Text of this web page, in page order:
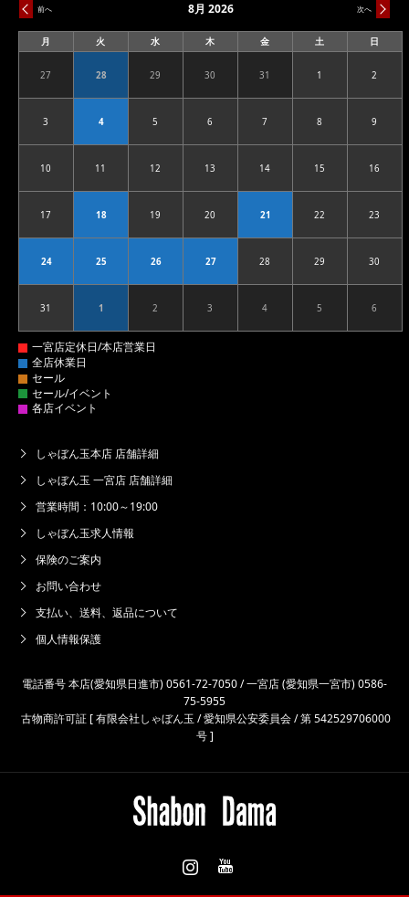
前へ 次へ
8月 2026
月
曜
火
曜
水
曜
木
曜
金
曜
土
曜
日
曜
272026.07.27 282026.07.28 292026.07.29 302026.07.30 312026.07.31 12026.08.01 2
32026.08.03 42026.08.04 52026.08.05 62026.08.06 72026.08.07 82026.08.08 9
102026.08.10 112026.08.11 122026.08.12 132026.08.13 142026.08.14 152026.08.15 16
172026.08.17 182026.08.18 192026.08.19 202026.08.20 212026.08.21 222026.08.22 23
242026.08.24 252026.08.25 262026.08.26 272026.08.27 282026.08.28 292026.08.29 30
312026.08.31 12026.09.01 22026.09.02 32026.09.03 42026.09.04 52026.09.05 6
しゃぼん玉本店 店舗詳細
しゃぼん玉 一宮店 店舗詳細
営業時間：10:00～19:00
しゃぼん玉求人情報
保険のご案内
お問い合わせ
支払い、送料、返品について
個人情報保護
電話番号 本店(愛知県日進市) 0561-72-7050 / 一宮店 (愛知県一宮市) 0586-
75-5955
古物商許可証 [ 有限会社しゃぼん玉 / 愛知県公安委員会 / 第 542529706000
号 ]